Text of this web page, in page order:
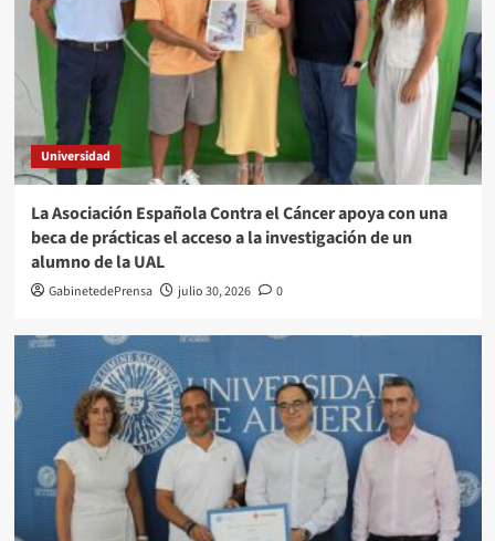
Universidad
La Asociación Española Contra el Cáncer apoya con una
beca de prácticas el acceso a la investigación de un
alumno de la UAL
GabinetedePrensa julio 30, 2026 0